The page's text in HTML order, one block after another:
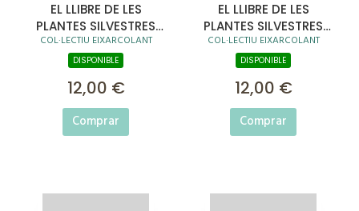
EL LLIBRE DE LES
PLANTES SILVESTRES
COMESTIBLES 01
COL·LECTIU EIXARCOLANT
DISPONIBLE
12,00 €
Comprar
EL LLIBRE DE LES
PLANTES SILVESTRES
COMESTIBLES 02
COL·LECTIU EIXARCOLANT
DISPONIBLE
12,00 €
Comprar